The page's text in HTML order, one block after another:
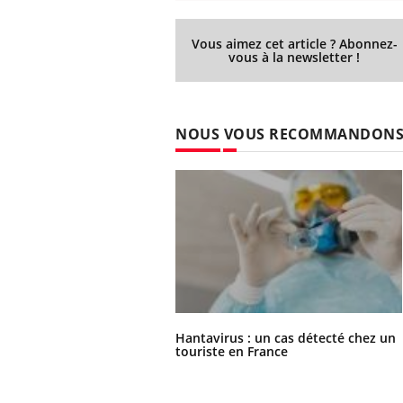
Vous aimez cet article ? Abonnez-
vous à la newsletter !
NOUS VOUS RECOMMANDONS
Hantavirus : un cas détecté chez un
touriste en France